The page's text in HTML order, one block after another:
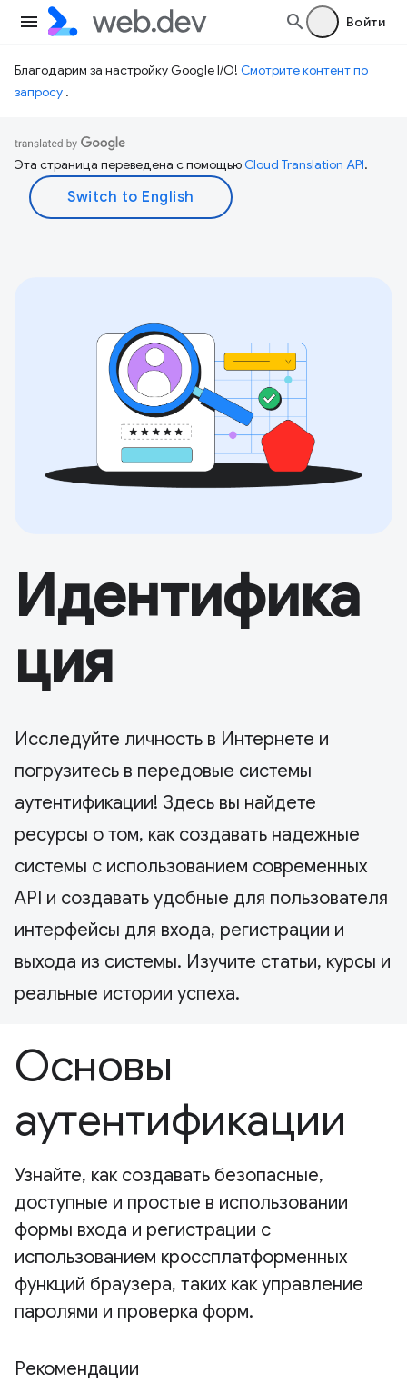
Войти
Благодарим за настройку Google I/O! Смотрите контент по
запросу .
Эта страница переведена с помощьюCloud Translation API.
Идентифика
ция
Исследуйте личность в Интернете и
погрузитесь в передовые системы
аутентификации! Здесь вы найдете
ресурсы о том, как создавать надежные
системы с использованием современных
API и создавать удобные для пользователя
интерфейсы для входа, регистрации и
выхода из системы. Изучите статьи, курсы и
реальные истории успеха.
Основы
аутентификации
Узнайте, как создавать безопасные,
доступные и простые в использовании
формы входа и регистрации с
использованием кроссплатформенных
функций браузера, таких как управление
паролями и проверка форм.
Рекомендации